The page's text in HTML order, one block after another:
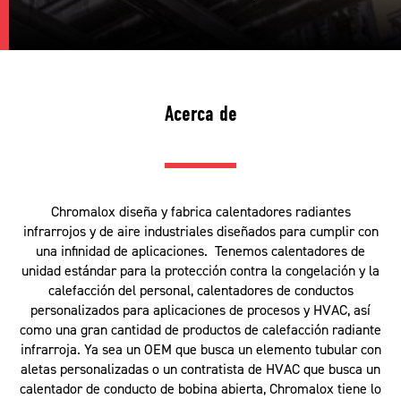
Acerca de
Chromalox diseña y fabrica calentadores radiantes
infrarrojos y de aire industriales diseñados para cumplir con
una infinidad de aplicaciones. Tenemos calentadores de
unidad estándar para la protección contra la congelación y la
calefacción del personal, calentadores de conductos
personalizados para aplicaciones de procesos y HVAC, así
como una gran cantidad de productos de calefacción radiante
infrarroja. Ya sea un OEM que busca un elemento tubular con
aletas personalizadas o un contratista de HVAC que busca un
calentador de conducto de bobina abierta, Chromalox tiene lo